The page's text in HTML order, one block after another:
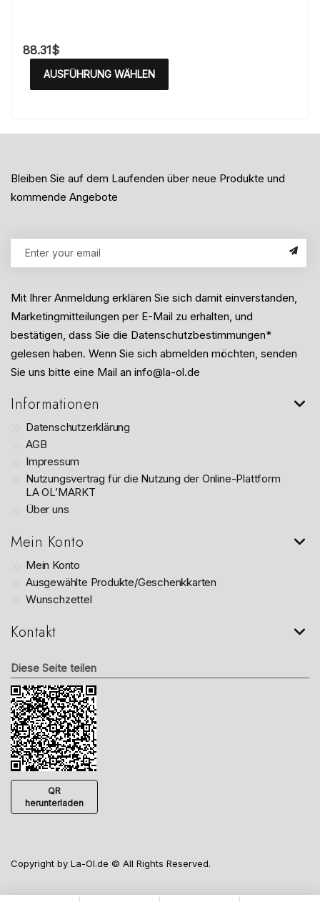
88.31$
AUSFÜHRUNG WÄHLEN
Bleiben Sie auf dem Laufenden über neue Produkte und
kommende Angebote
Mit Ihrer Anmeldung erklären Sie sich damit einverstanden,
Marketingmitteilungen per E-Mail zu erhalten, und
bestätigen, dass Sie die Datenschutzbestimmungen*
gelesen haben. Wenn Sie sich abmelden möchten, senden
Sie uns bitte eine Mail an info@la-ol.de
Informationen
Datenschutzerklärung
AGB
Impressum
Nutzungsvertrag für die Nutzung der Online-Plattform
LA OL’MARKT
Über uns
Mein Konto
Mein Konto
Ausgewählte Produkte/Geschenkkarten
Wunschzettel
Kontakt
Diese Seite teilen
QR
herunterladen
Copyright by La-Ol.de © All Rights Reserved.